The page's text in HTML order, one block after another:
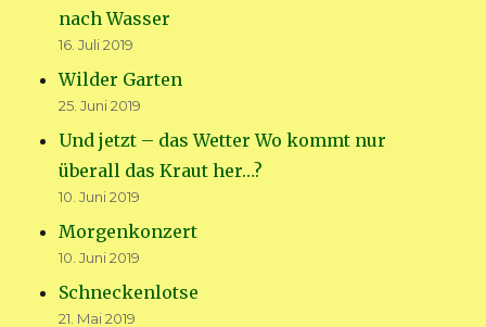
nach Wasser
16. Juli 2019
Wilder Garten
25. Juni 2019
Und jetzt – das Wetter Wo kommt nur
überall das Kraut her…?
10. Juni 2019
Morgenkonzert
10. Juni 2019
Schneckenlotse
21. Mai 2019